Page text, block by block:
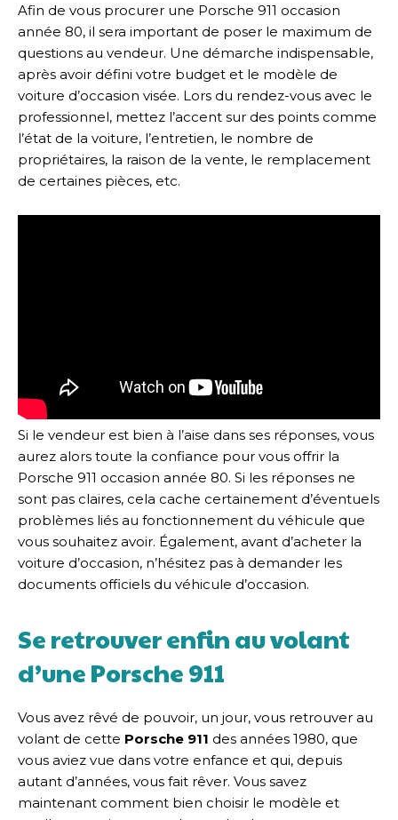
Afin de vous procurer une Porsche 911 occasion
année 80, il sera important de poser le maximum de
questions au vendeur. Une démarche indispensable,
après avoir défini votre budget et le modèle de
voiture d’occasion visée. Lors du rendez-vous avec le
professionnel, mettez l’accent sur des points comme
l’état de la voiture, l’entretien, le nombre de
propriétaires, la raison de la vente, le remplacement
de certaines pièces, etc.
Si le vendeur est bien à l’aise dans ses réponses, vous
aurez alors toute la confiance pour vous offrir la
Porsche 911 occasion année 80. Si les réponses ne
sont pas claires, cela cache certainement d’éventuels
problèmes liés au fonctionnement du véhicule que
vous souhaitez avoir. Également, avant d’acheter la
voiture d’occasion, n’hésitez pas à demander les
documents officiels du véhicule d’occasion.
Se retrouver enfin au volant
d’une Porsche 911
Vous avez rêvé de pouvoir, un jour, vous retrouver au
volant de cette Porsche 911 des années 1980, que
vous aviez vue dans votre enfance et qui, depuis
autant d’années, vous fait rêver. Vous savez
maintenant comment bien choisir le modèle et